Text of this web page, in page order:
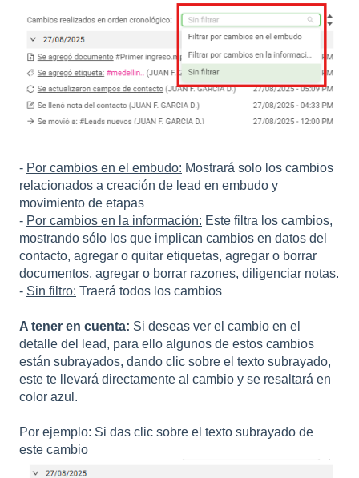
- Por cambios en el embudo: Mostrará solo los cambios
relacionados a creación de lead en embudo y
movimiento de etapas
- Por cambios en la información: Este filtra los cambios,
mostrando sólo los que implican cambios en datos del
contacto, agregar o quitar etiquetas, agregar o borrar
documentos, agregar o borrar razones, diligenciar notas.
- Sin filtro: Traerá todos los cambios
A tener en cuenta: Si deseas ver el cambio en el
detalle del lead, para ello algunos de estos cambios
están subrayados, dando clic sobre el texto subrayado,
este te llevará directamente al cambio y se resaltará en
color azul.
Por ejemplo: Si das clic sobre el texto subrayado de
este cambio